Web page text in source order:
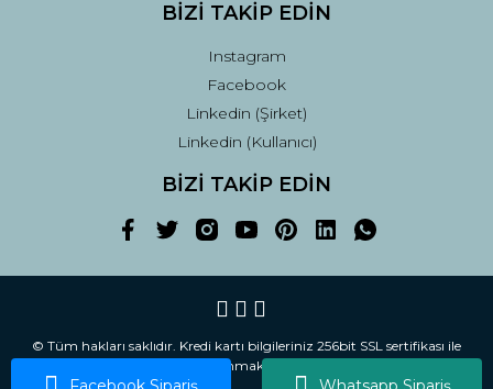
BİZİ TAKİP EDİN
Instagram
Facebook
Linkedin (Şirket)
Linkedin (Kullanıcı)
BİZİ TAKİP EDİN
© Tüm hakları saklıdır. Kredi kartı bilgileriniz 256bit SSL sertifikası ile
korunmaktadır.